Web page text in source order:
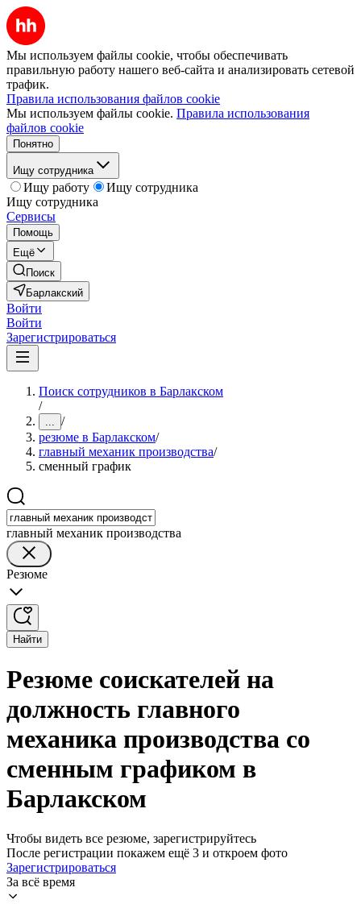
Мы используем файлы cookie, чтобы обеспечивать
правильную работу нашего веб-сайта и анализировать сетевой
трафик.
Правила использования файлов cookie
Мы используем файлы cookie. Правила использования
файлов cookie
Понятно
Ищу сотрудника
Ищу работу
Ищу сотрудника
Ищу сотрудника
Сервисы
Помощь
Ещё
Поиск
Барлакский
Войти
Войти
Зарегистрироваться
Поиск сотрудников в Барлакском
/
... /
резюме в Барлакском/
главный механик производства/
сменный график
главный механик производства
Резюме
Найти
Резюме соискателей на
должность главного
механика производства со
сменным графиком в
Барлакском
Чтобы видеть все резюме, зарегистрируйтесь
После регистрации покажем ещё 3 и откроем фото
Зарегистрироваться
За всё время